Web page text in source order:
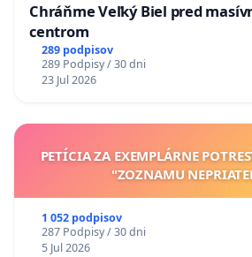
Chráňme Veľký Biel pred
centrom
289 podpisov
289 Podpisy / 30 dni
23 Jul 2026
PETÍCIA ZA EXEMPLÁRNE
"ZOZNAMU
1 052 podpisov
287 Podpisy / 30 dni
5 Jul 2026